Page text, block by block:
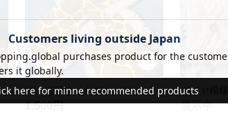
キッズ用ネックウォーマー
1,500円 展示中